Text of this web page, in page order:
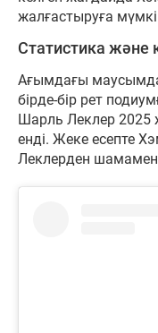
жалғастыруға
Статистика және
Ағымдағы маусымда
бірде-бір рет
Шарль Леклер 2025
енді. Жеке есепте
Леклерден шамамен